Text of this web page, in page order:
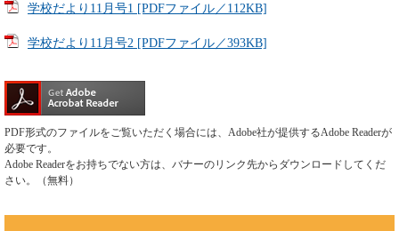
学校だより11月号1 [PDFファイル／112KB]
学校だより11月号2 [PDFファイル／393KB]
PDF形式のファイルをご覧いただく場合には、Adobe社が提供するAdobe Readerが
必要です。
Adobe Readerをお持ちでない方は、バナーのリンク先からダウンロードしてくだ
さい。（無料）